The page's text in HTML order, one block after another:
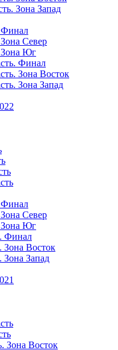
Зона Запад
Финал
Север
Зона Юг
Финал
Зона Восток
Зона Запад
Финал
Север
Зона Юг
Финал
Зона Восток
Зона Запад
Зона Восток